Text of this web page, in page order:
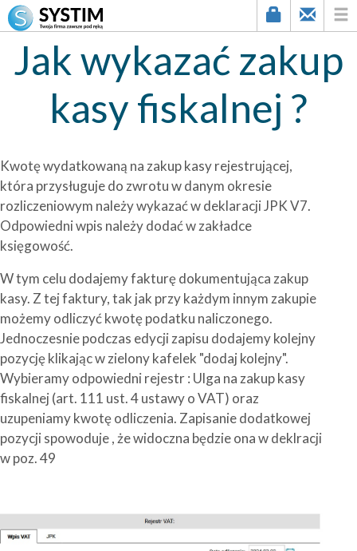
Jak wykazać zakup
kasy fiskalnej ?
Kwotę wydatkowaną na zakup kasy rejestrującej,
która przysługuje do zwrotu w danym okresie
rozliczeniowym należy wykazać w deklaracji JPK V7.
Odpowiedni wpis należy dodać w zakładce
księgowość.
W tym celu dodajemy fakturę dokumentująca zakup
kasy. Z tej faktury, tak jak przy każdym innym zakupie
możemy odliczyć kwotę podatku naliczonego.
Jednoczesnie podczas edycji zapisu dodajemy kolejny
pozycję klikając w zielony kafelek "dodaj kolejny".
Wybieramy odpowiedni rejestr : Ulga na zakup kasy
fiskalnej (art. 111 ust. 4 ustawy o VAT) oraz
uzupeniamy kwotę odliczenia. Zapisanie dodatkowej
pozycji spowoduje , że widoczna będzie ona w deklracji
w poz. 49